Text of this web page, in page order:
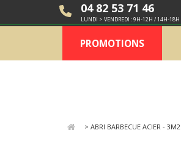
04 82 53 71 46
LUNDI > VENDREDI : 9H-12H / 14H-18H
PROMOTIONS
> ABRI BARBECUE ACIER - 3M2